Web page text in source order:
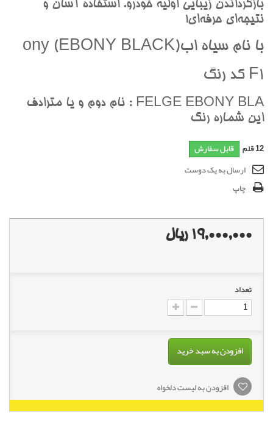
بازگرداندن زيبايي اوليه خودرو. استفاده آسان و
نتيجه‌اي حرفه‌اي!
با نام سياه ابony (EBONY BLACK)
F1 کد رنگ
FELGE EBONY BLA : نام دوم و يا مترادف
اين شماره رنگ
12قلم قابل سفارش
ارسال به یک دوست
چاپ
19,000,000 ریال
تعداد
افزودن به سبد خرید
افزودن به لیست دلخواه